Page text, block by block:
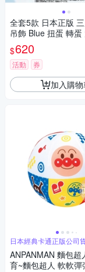
全套5款 日本正版
吊飾 Blue 扭蛋 轉蛋
姆企鵝 人魚漢頓 貝
AI 萬代 - 769238
$620
活動 券
加入購物
日本經典卡通正版公司
ANPANMAN 麵包超
育~麵包超人 軟軟